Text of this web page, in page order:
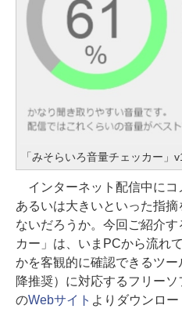
「みそらいろ音量チェッカー」
インターネット配信中にコ
あるいは大きいといった指
ないだろうか。今回ご紹介
カー」は、いまPCから流れ
かを客観的に確認できるツ
降推奨）に対応するフリー
のWebサイト よりダウンロー